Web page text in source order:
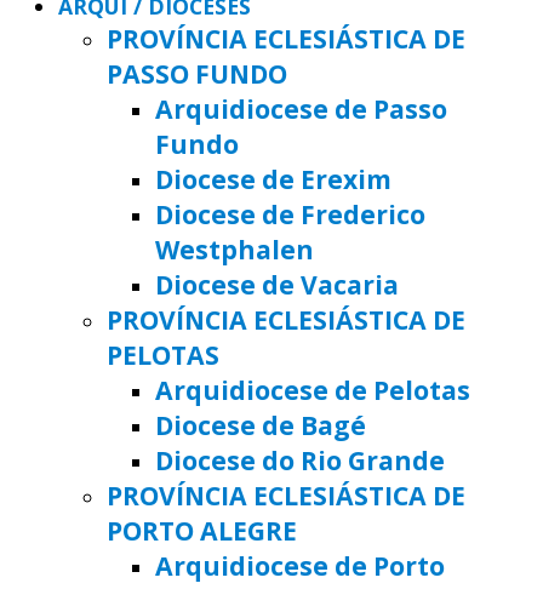
ARQUI / DIOCESES
PROVÍNCIA ECLESIÁSTICA DE
PASSO FUNDO
Arquidiocese de Passo
Fundo
Diocese de Erexim
Diocese de Frederico
Westphalen
Diocese de Vacaria
PROVÍNCIA ECLESIÁSTICA DE
PELOTAS
Arquidiocese de Pelotas
Diocese de Bagé
Diocese do Rio Grande
PROVÍNCIA ECLESIÁSTICA DE
PORTO ALEGRE
Arquidiocese de Porto